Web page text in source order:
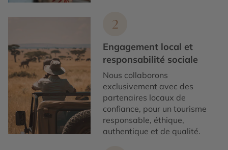
2
Engagement local et
responsabilité sociale
Nous collaborons
exclusivement avec des
partenaires locaux de
confiance, pour un tourisme
responsable, éthique,
authentique et de qualité.